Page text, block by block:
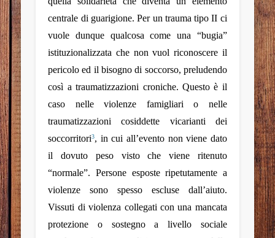
centrale di guarigione. Per un trauma tipo II ci
vuole dunque qualcosa come una “bugia”
istituzionalizzata che non vuol riconoscere il
pericolo ed il bisogno di soccorso, preludendo
così a traumatizzazioni croniche. Questo è il
caso nelle violenze famigliari o nelle
traumatizzazioni cosiddette vicarianti dei
soccorritori3, in cui all’evento non viene dato
il dovuto peso visto che viene ritenuto
“normale”. Persone esposte ripetutamente a
violenze sono spesso escluse dall’aiuto.
Vissuti di violenza collegati con una mancata
protezione o sostegno a livello sociale